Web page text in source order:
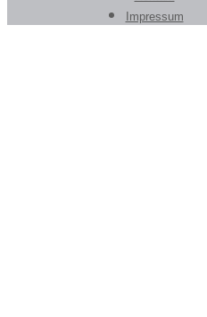
Impressum